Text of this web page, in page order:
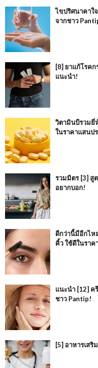
ไขปริศนาคาใ
จากชาว
[8] ยาแก้โรค
แนะนำ!
วิตามินบีรวม
ในราคาแสนป
รวมมิตร [3] สู
อยากบอก!
ดีกว่านี้มีอีกไห
คิ้ว ใช้ดีในราค
แนะนำ [12]
ชาว Pantip!
[5] อาหารเส